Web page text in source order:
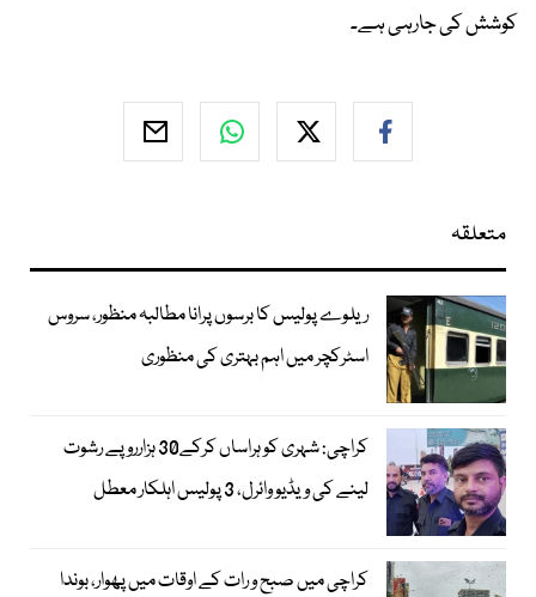
کوشش کی جارہی ہے۔
متعلقہ
ریلوے پولیس کا برسوں پرانا مطالبہ منظور، سروس
اسٹرکچر میں اہم بہتری کی منظوری
کراچی: شہری کو ہراساں کرکے30 ہزارروپے رشوت
لینے کی ویڈیو وائرل، 3 پولیس اہلکار معطل
کراچی میں صبح و رات کے اوقات میں پھوار، بوندا